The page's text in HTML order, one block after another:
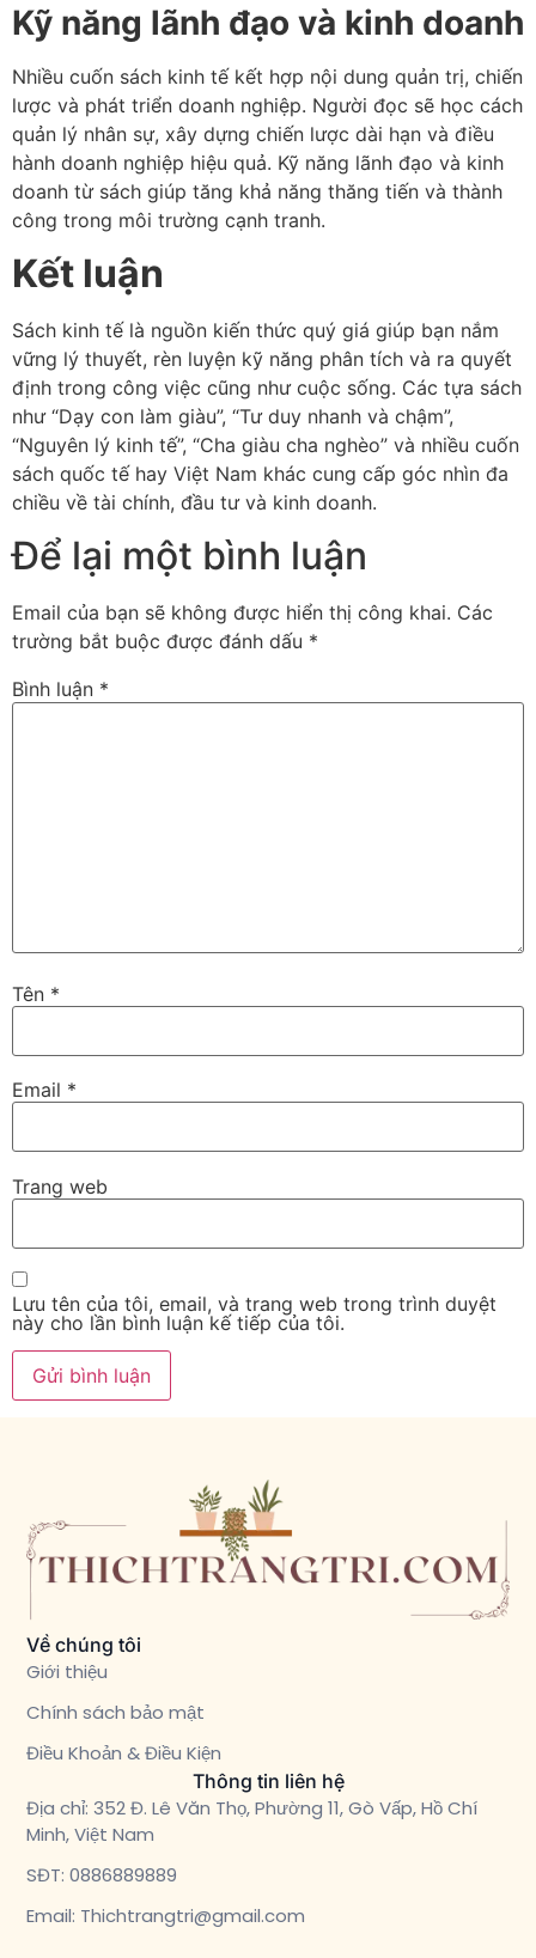
Kỹ năng lãnh đạo và kinh doanh
Nhiều cuốn sách kinh tế kết hợp nội dung quản trị, chiến
lược và phát triển doanh nghiệp. Người đọc sẽ học cách
quản lý nhân sự, xây dựng chiến lược dài hạn và điều
hành doanh nghiệp hiệu quả. Kỹ năng lãnh đạo và kinh
doanh từ sách giúp tăng khả năng thăng tiến và thành
công trong môi trường cạnh tranh.
Kết luận
Sách kinh tế là nguồn kiến thức quý giá giúp bạn nắm
vững lý thuyết, rèn luyện kỹ năng phân tích và ra quyết
định trong công việc cũng như cuộc sống. Các tựa sách
như “Dạy con làm giàu”, “Tư duy nhanh và chậm”,
“Nguyên lý kinh tế”, “Cha giàu cha nghèo” và nhiều cuốn
sách quốc tế hay Việt Nam khác cung cấp góc nhìn đa
chiều về tài chính, đầu tư và kinh doanh.
Để lại một bình luận
Email của bạn sẽ không được hiển thị công khai. Các
trường bắt buộc được đánh dấu *
Bình luận *
Tên *
Email *
Trang web
Lưu tên của tôi, email, và trang web trong trình duyệt
này cho lần bình luận kế tiếp của tôi.
Về chúng tôi
Giới thiệu
Chính sách bảo mật
Điều Khoản & Điều Kiện
Thông tin liên hệ
Địa chỉ: 352 Đ. Lê Văn Thọ, Phường 11, Gò Vấp, Hồ Chí
Minh, Việt Nam
SĐT: 0886889889
Email: Thichtrangtri@gmail.com